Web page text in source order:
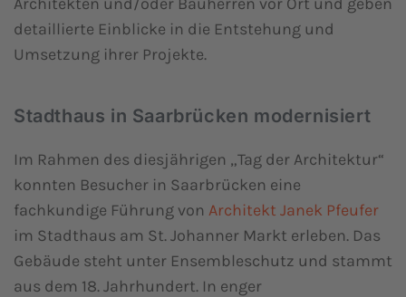
detaillierte Einblicke in die Entstehung und
Umsetzung ihrer Projekte.
Stadthaus in Saarbrücken modernisiert
Im Rahmen des diesjährigen „Tag der Architektur“
konnten Besucher in Saarbrücken eine
fachkundige Führung von Architekt Janek Pfeufer
im Stadthaus am St. Johanner Markt erleben. Das
Gebäude steht unter Ensembleschutz und stammt
aus dem 18. Jahrhundert. In enger